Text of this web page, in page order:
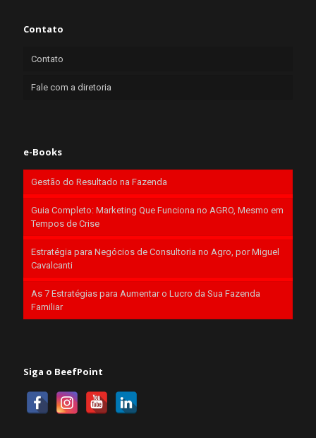
Contato
Contato
Fale com a diretoria
e-Books
Gestão do Resultado na Fazenda
Guia Completo: Marketing Que Funciona no AGRO, Mesmo em
Tempos de Crise
Estratégia para Negócios de Consultoria no Agro, por Miguel
Cavalcanti
As 7 Estratégias para Aumentar o Lucro da Sua Fazenda
Familiar
Siga o BeefPoint